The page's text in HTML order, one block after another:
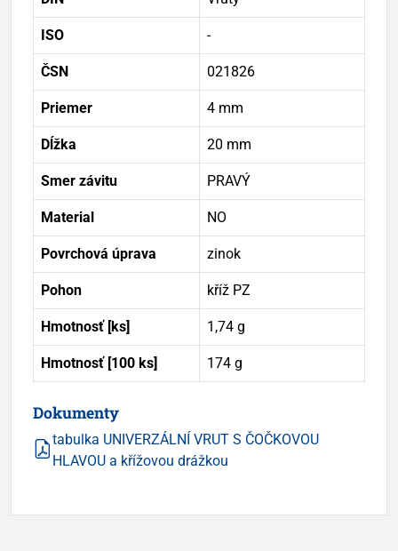
ISO -
ČSN 021826
Priemer 4 mm
Dĺžka 20 mm
Smer závitu PRAVÝ
Material NO
Povrchová úprava zinok
Pohon kříž PZ
Hmotnosť [ks] 1,74 g
Hmotnosť [100 ks] 174 g
Dokumenty
tabulka UNIVERZÁLNÍ VRUT S ČOČKOVOU
HLAVOU a křížovou drážkou